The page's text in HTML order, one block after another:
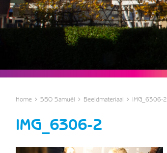
Home SBO Samuël Beeldmateriaal IMG_6306-2
IMG_6306-2